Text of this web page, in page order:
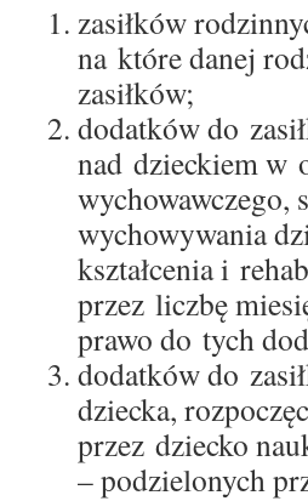
zasiłków
na które danej
zasiłków;
dodatków do
nad dzieckiem w
wychowawczego,
wychowywania
kształcenia i
przez liczbę
prawo do tych
dodatków do
dziecka,
przez dziecko
– podzielonych